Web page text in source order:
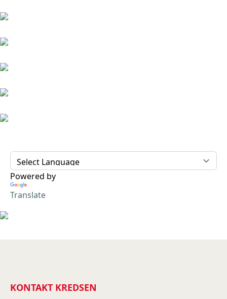
Powered by
Translate
KONTAKT KREDSEN